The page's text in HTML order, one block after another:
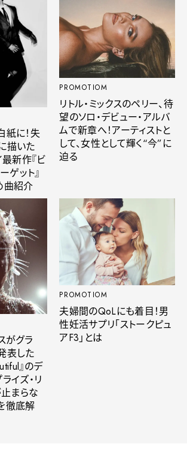
紙に！失
描いた
最新作『ビ
ゲット』
曲紹介
PROMOTIOM
リトル・ミックスのペリー、待
望のソロ・デビュー・アルバ
ムで新章へ！アーティストと
して、女性として輝く“今”に
迫る
がグラ
表した
』のデ
イズ・リ
まらな
徹底解
PROMOTIOM
夫婦間のQoLにも着目！男
性妊活サプリ「ストークピュ
アF3」とは